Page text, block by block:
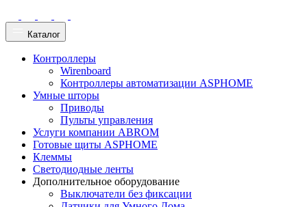
Каталог
Контроллеры
Wirenboard
Контроллеры автоматизации ASPHOME
Умные шторы
Приводы
Пульты управления
Услуги компании ABROM
Готовые щиты ASPHOME
Клеммы
Светодиодные ленты
Дополнительное оборудование
Выключатели без фиксации